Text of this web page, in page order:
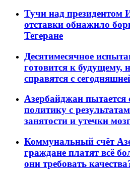
Тучи над президентом
отставки обнажило
Тегеране
Десятимесячное
готовится к будущему,
справятся с
Азербайджан пытается
политику с
занятости и утечки
Коммунальный счёт
граждане платят всё
они требовать